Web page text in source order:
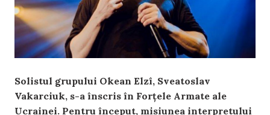
Solistul grupului Okean Elzî, Sveatoslav
Vakarciuk, s-a înscris în Forțele Armate ale
Ucrainei. Pentru început, misiunea interpretului